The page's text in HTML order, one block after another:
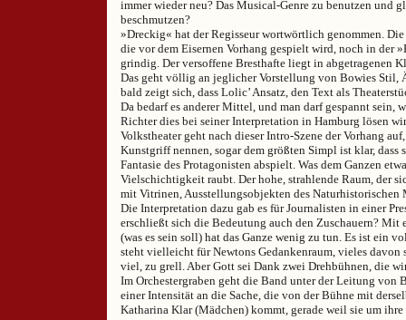
immer wieder neu? Das Musical-Genre zu benutzen und
beschmutzen?
»Dreckig« hat der Regisseur wortwörtlich genommen. Die
die vor dem Eisernen Vorhang gespielt wird, noch in der
grindig. Der versoffene Bresthafte liegt in abgetragenen
Das geht völlig an jeglicher Vorstellung von Bowies Stil,
bald zeigt sich, dass Lolic’ Ansatz, den Text als
Da bedarf es anderer Mittel, und man darf gespannt sein,
Richter dies bei seiner Interpretation in Hamburg lösen
Volkstheater geht nach dieser Intro-Szene der Vorhang
Kunstgriff nennen, sogar dem größten Simpl ist klar, dass
Fantasie des Protagonisten abspielt. Was dem Ganzen
Vielschichtigkeit raubt. Der hohe, strahlende Raum, der
mit Vitrinen, Ausstellungsobjekten des Naturhistorischen
Die Interpretation dazu gab es für Journalisten in einer
erschließt sich die Bedeutung auch den Zuschauern?
(was es sein soll) hat das Ganze wenig zu tun. Es ist ein
steht vielleicht für Newtons Gedankenraum, vieles davon
viel, zu grell. Aber Gott sei Dank zwei Drehbühnen, die
Im Orchestergraben geht die Band unter der Leitung von
einer Intensität an die Sache, die von der Bühne mit
Katharina Klar (Mädchen) kommt, gerade weil sie um